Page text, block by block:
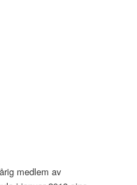
medlem av